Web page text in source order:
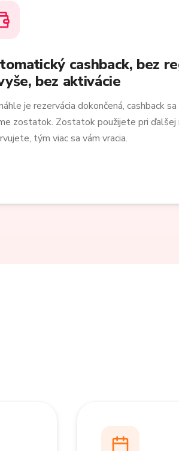
cashback, bez
bez aktivácie
je rezervácia dokončená, cashback
zostatok. Zostatok použijete pri ďalšej
tým viac sa vám vracia.